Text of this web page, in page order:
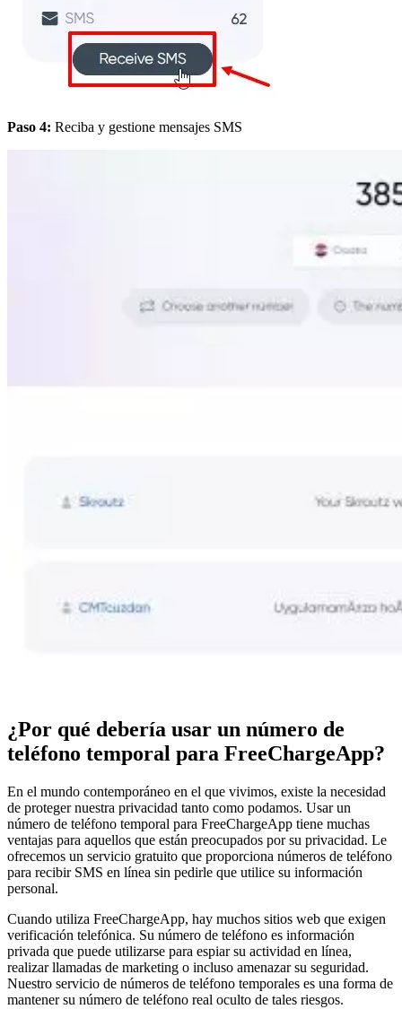
Paso 4: Reciba y gestione mensajes SMS
¿Por qué debería usar un número de
teléfono temporal para FreeChargeApp?
En el mundo contemporáneo en el que vivimos, existe la necesidad
de proteger nuestra privacidad tanto como podamos. Usar un
número de teléfono temporal para FreeChargeApp tiene muchas
ventajas para aquellos que están preocupados por su privacidad. Le
ofrecemos un servicio gratuito que proporciona números de teléfono
para recibir SMS en línea sin pedirle que utilice su información
personal.
Cuando utiliza FreeChargeApp, hay muchos sitios web que exigen
verificación telefónica. Su número de teléfono es información
privada que puede utilizarse para espiar su actividad en línea,
realizar llamadas de marketing o incluso amenazar su seguridad.
Nuestro servicio de números de teléfono temporales es una forma de
mantener su número de teléfono real oculto de tales riesgos.